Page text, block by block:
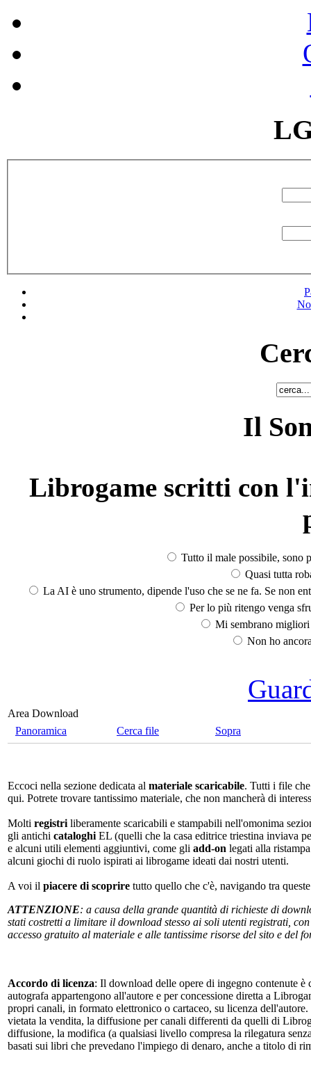
Il
Librogame scritti con
Tutto il male possibile, sono
Quasi tutta
La AI è uno strumento, dipende l'uso che se ne fa. Se non
Per lo più ritengo venga
Mi sembrano
Non ho
Area Download
Panoramica
Cerca file Sopra
Eccoci nella sezione dedicata al materiale scaricabile. Tutti i file
qui. Potrete trovare tantissimo materiale, che non mancherà di
Molti registri liberamente scaricabili e stampabili nell'omonima
gli antichi cataloghi EL (quelli che la casa editrice triestina inviava
e alcuni utili elementi aggiuntivi, come gli add-on legati alla
alcuni giochi di ruolo ispirati ai librogame ideati dai nostri utenti.
A voi il piacere di scoprire tutto quello che c'è, navigando tra
ATTENZIONE: a causa della grande quantità di richieste di
stati costretti a limitare il download stesso ai soli utenti registrati,
accesso gratuito al materiale e alle tantissime risorse del sito e
Accordo di licenza: Il download delle opere di ingegno contenute
autografa appartengono all'autore e per concessione diretta a
propri canali, in formato elettronico o cartaceo, su licenza
vietata la vendita, la diffusione per canali differenti da quelli di
diffusione, la modifica (a qualsiasi livello compresa la rilegatura
basati sui libri che prevedano l'impiego di denaro, anche a titolo di